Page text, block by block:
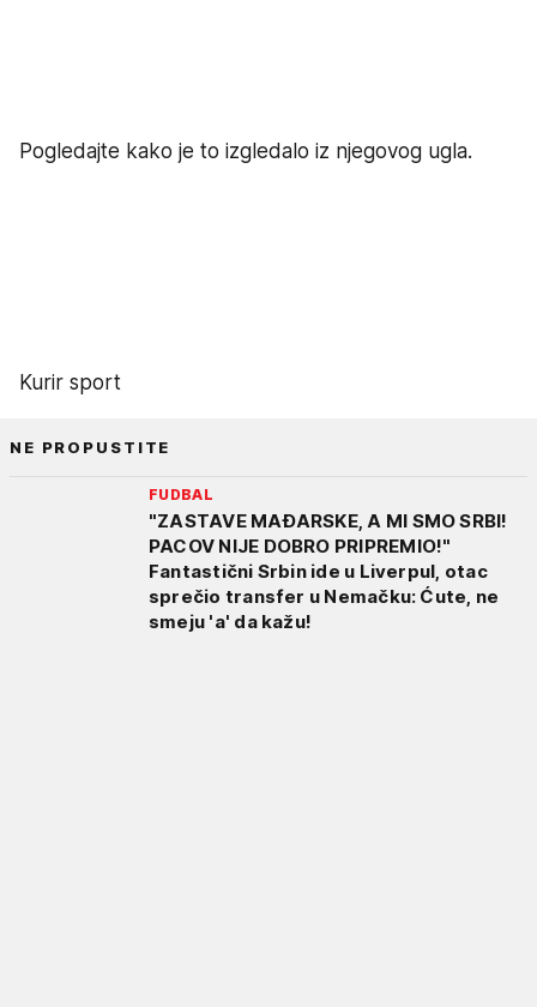
Pogledajte kako je to izgledalo iz njegovog ugla.
Kurir sport
NE PROPUSTITE
FUDBAL
"ZASTAVE MAĐARSKE, A MI SMO SRBI!
PACOV NIJE DOBRO PRIPREMIO!"
Fantastični Srbin ide u Liverpul, otac
sprečio transfer u Nemačku: Ćute, ne
smeju 'a' da kažu!